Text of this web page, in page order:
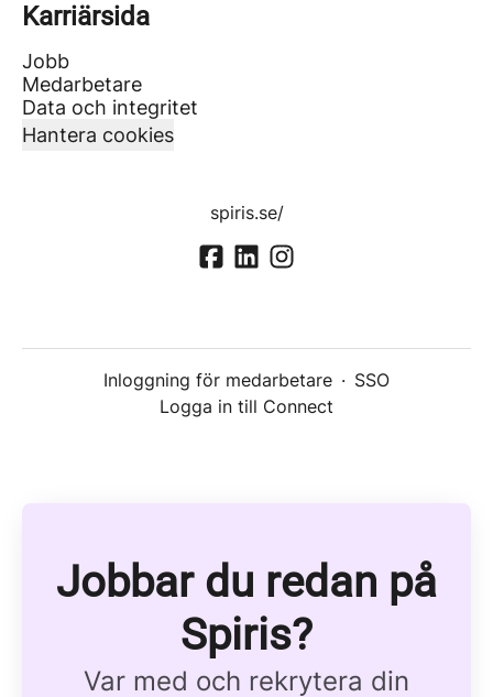
Karriärsida
Jobb
Medarbetare
Data och integritet
Hantera cookies
spiris.se/
Inloggning för medarbetare · SSO
Logga in till Connect
Jobbar du redan på
Spiris?
Var med och rekrytera din